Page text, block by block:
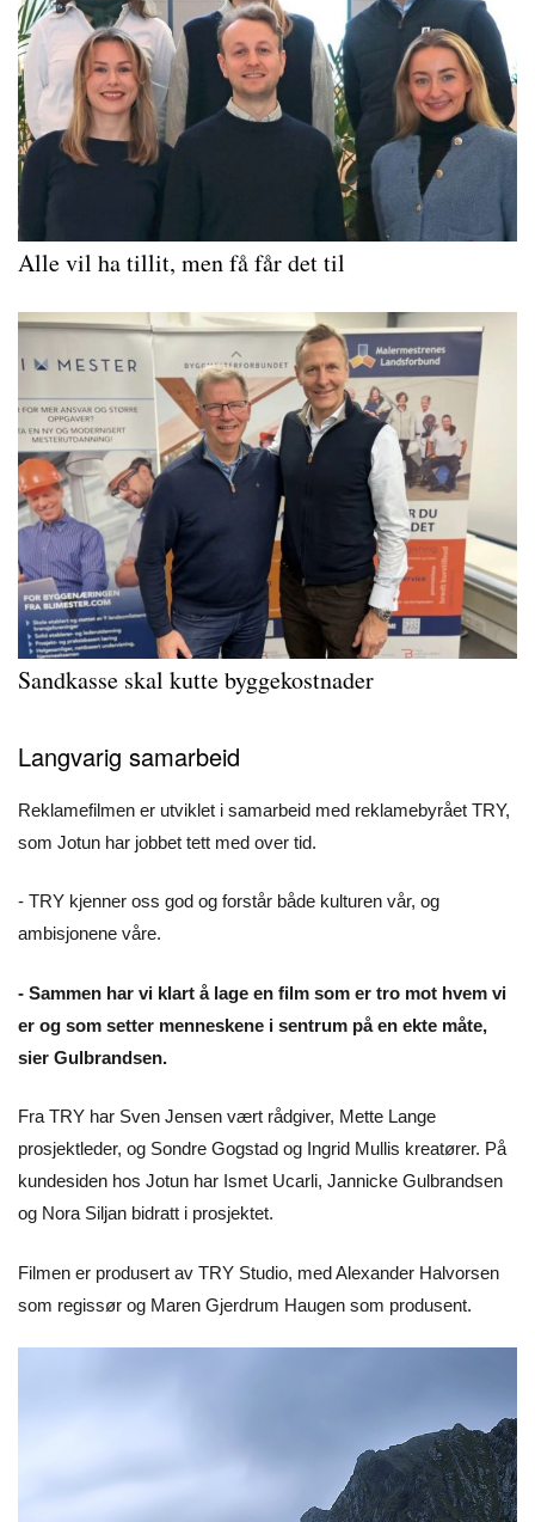
Alle vil ha tillit, men få får det til
Sandkasse skal kutte byggekostnader
Langvarig samarbeid
Reklamefilmen er utviklet i samarbeid med reklamebyrået TRY,
som Jotun har jobbet tett med over tid.
- TRY kjenner oss god og forstår både kulturen vår, og
ambisjonene våre.
- Sammen har vi klart å lage en film som er tro mot hvem vi
er og som setter menneskene i sentrum på en ekte måte,
sier Gulbrandsen.
Fra TRY har Sven Jensen vært rådgiver, Mette Lange
prosjektleder, og Sondre Gogstad og Ingrid Mullis kreatører. På
kundesiden hos Jotun har Ismet Ucarli, Jannicke Gulbrandsen
og Nora Siljan bidratt i prosjektet.
Filmen er produsert av TRY Studio, med Alexander Halvorsen
som regissør og Maren Gjerdrum Haugen som produsent.